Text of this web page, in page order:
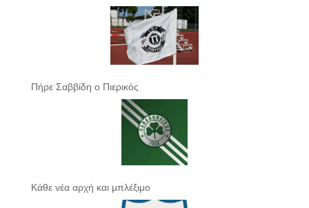
Πήρε Σαββίδη ο Πιερικός
Κάθε νέα αρχή και μπλέξιμο